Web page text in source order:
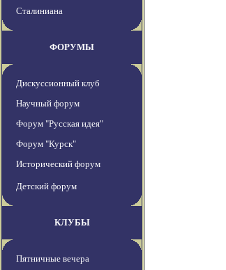
Сталиниана
ФОРУМЫ
Дискуссионный клуб
Научный форум
Форум "Русская идея"
Форум "Курск"
Исторический форум
Детский форум
КЛУБЫ
Пятничные вечера